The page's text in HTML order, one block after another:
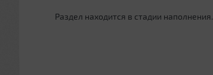
Раздел находится в стадии наполнения.